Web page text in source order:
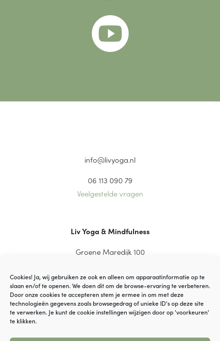
Cookies! Ja, wij gebruiken ze ook en alleen om apparaatinformatie op te
slaan en/of te openen. We doen dit om de browse-ervaring te verbeteren.
Door onze cookies te accepteren stem je ermee in om met deze
technologieën gegevens zoals browsegedrag of unieke ID's op deze site
te verwerken. Je kunt de cookie instellingen wijzigen door op 'voorkeuren'
te klikken.

info@livyoga.nl
06 113 090 79
Veelgestelde vragen
Liv Yoga & Mindfulness
Groene Maredijk 100
© VOF YaGi Yoga